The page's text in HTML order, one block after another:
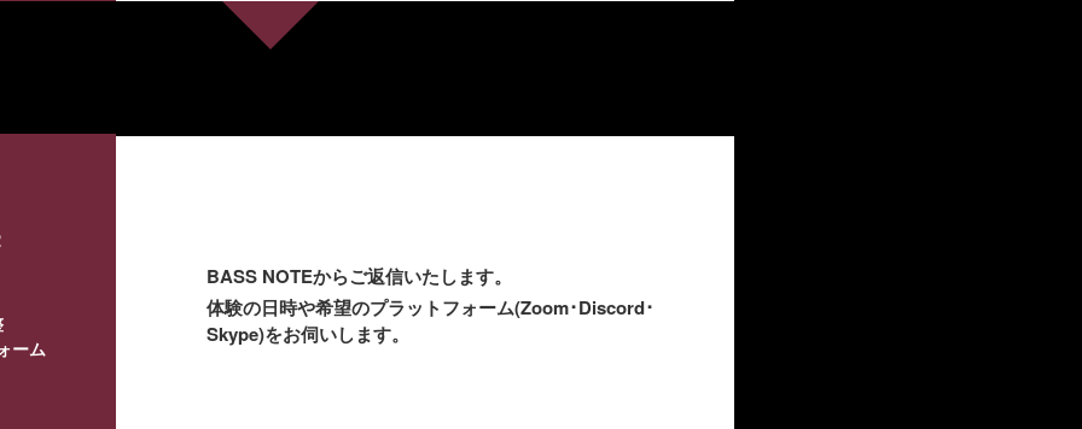
ーム
BASS NOTEからご返信いたします。
体験の日時や希望のプラットフォーム(Zoom･Discord･
Skype)をお伺いします。